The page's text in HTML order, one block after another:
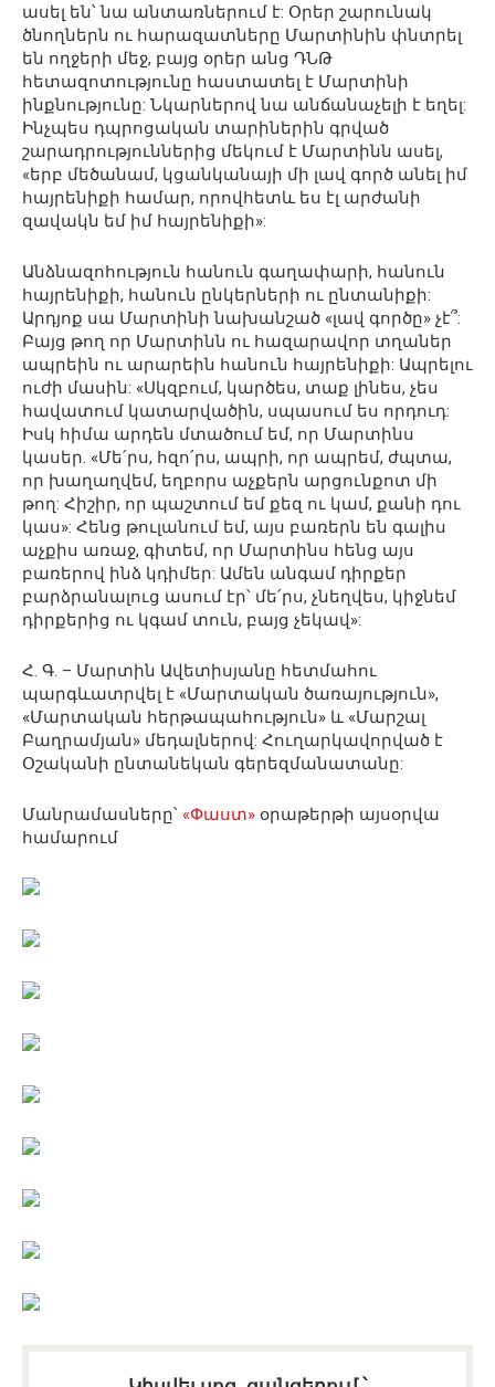
ասել են՝ նա անտառներում է: Օրեր շարունակ
ծնողներն ու հարազատները Մարտինին փնտրել
են ողջերի մեջ, բայց օրեր անց ԴՆԹ
հետազոտությունը հաստատել է Մարտինի
ինքնությունը: Նկարներով նա անճանաչելի է եղել:
Ինչպես դպրոցական տարիներին գրված
շարադրություններից մեկում է Մարտինն ասել,
«երբ մեծանամ, կցանկանայի մի լավ գործ անել իմ
հայրենիքի համար, որովհետև ես էլ արժանի
զավակն եմ իմ հայրենիքի»:
Անձնազոհություն հանուն գաղափարի, հանուն
հայրենիքի, հանուն ընկերների ու ընտանիքի:
Արդյոք սա Մարտինի նախանշած «լավ գործը» չէ՞:
Բայց թող որ Մարտինն ու հազարավոր տղաներ
ապրեին ու արարեին հանուն հայրենիքի: Ապրելու
ուժի մասին: «Սկզբում, կարծես, տաք լինես, չես
հավատում կատարվածին, սպասում ես որդուդ:
Իսկ հիմա արդեն մտածում եմ, որ Մարտինս
կասեր. «Մե՛րս, հզո՛րս, ապրի, որ ապրեմ, ժպտա,
որ խաղաղվեմ, եղբորս աչքերն արցունքոտ մի
թող: Հիշիր, որ պաշտում եմ քեզ ու կամ, քանի դու
կաս»: Հենց թուլանում եմ, այս բառերն են գալիս
աչքիս առաջ, գիտեմ, որ Մարտինս հենց այս
բառերով ինձ կդիմեր: Ամեն անգամ դիրքեր
բարձրանալուց ասում էր՝ մե՛րս, չնեղվես, կիջնեմ
դիրքերից ու կգամ տուն, բայց չեկավ»:
Հ. Գ. – Մարտին Ավետիսյանը հետմահու
պարգևատրվել է «Մարտական ծառայություն»,
«Մարտական հերթապահություն» և «Մարշալ
Բաղրամյան» մեդալներով: Հուղարկավորված է
Օշականի ընտանեկան գերեզմանատանը:
Մանրամասները՝ «Փաստ» օրաթերթի այսօրվա
համարում